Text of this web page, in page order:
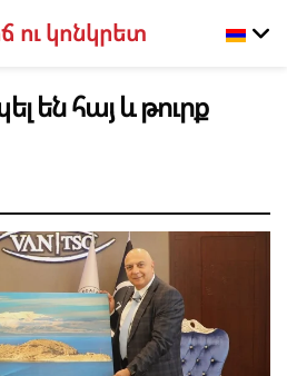
ու կոնկրետ
են հայ և թուրք